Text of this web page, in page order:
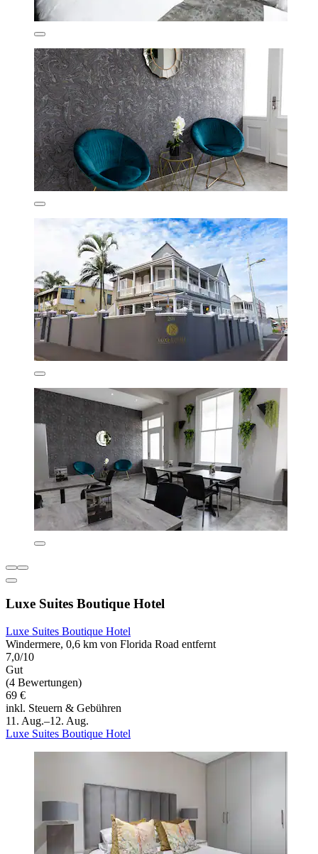
Luxe Suites Boutique Hotel
Luxe Suites Boutique Hotel
Windermere, 0,6 km von Florida Road entfernt
7,0/10
Gut
(4 Bewertungen)
69 €
inkl. Steuern & Gebühren
11. Aug.–12. Aug.
Luxe Suites Boutique Hotel